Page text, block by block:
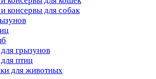
консервы для собак
грызунов
птиц
для животных